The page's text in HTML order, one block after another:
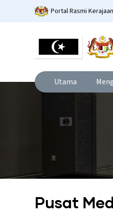
Portal Rasmi
Utama
Pusat